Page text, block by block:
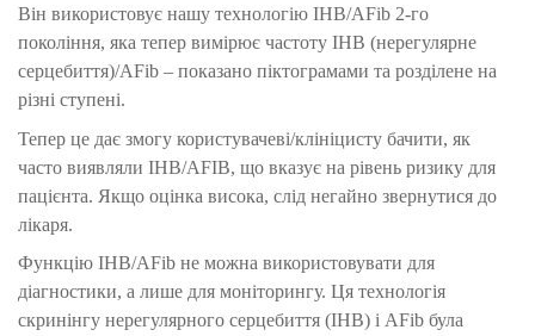
Він використовує нашу технологію IHB/AFib 2-го
покоління, яка тепер вимірює частоту IHB (нерегулярне
серцебиття)/AFib – показано піктограмами та розділене на
різні ступені.
Тепер це дає змогу користувачеві/клініцисту бачити, як
часто виявляли IHB/AFIB, що вказує на рівень ризику для
пацієнта. Якщо оцінка висока, слід негайно звернутися до
лікаря.
Функцію IHB/AFib не можна використовувати для
діагностики, а лише для моніторингу. Ця технологія
скринінгу нерегулярного серцебиття (IHB) і AFib була